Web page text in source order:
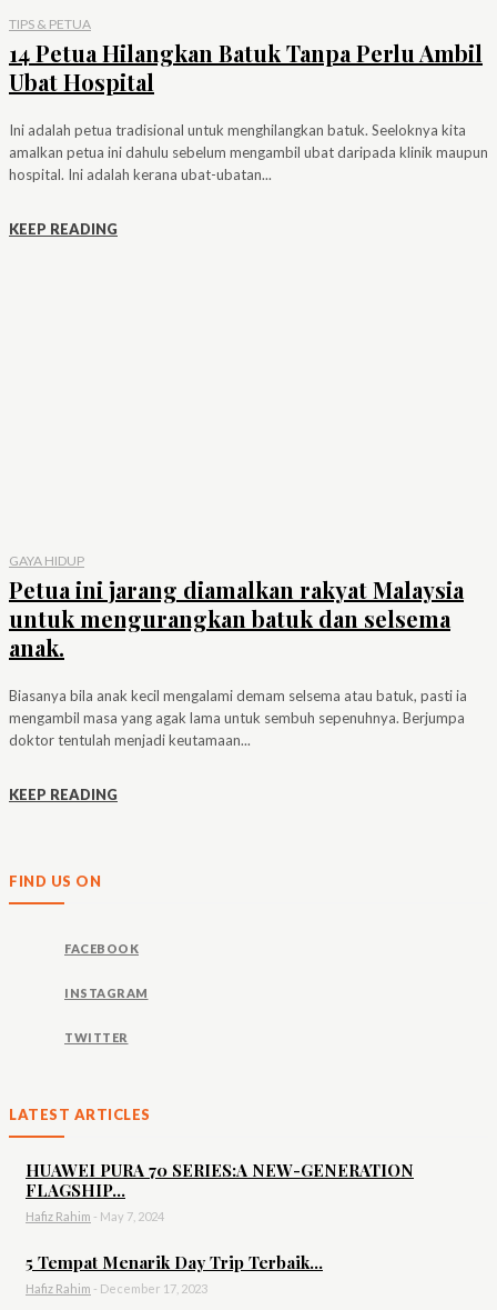
TIPS & PETUA
14 Petua Hilangkan Batuk Tanpa Perlu Ambil
Ubat Hospital
Ini adalah petua tradisional untuk menghilangkan batuk. Seeloknya kita
amalkan petua ini dahulu sebelum mengambil ubat daripada klinik maupun
hospital. Ini adalah kerana ubat-ubatan...
KEEP READING
GAYA HIDUP
Petua ini jarang diamalkan rakyat Malaysia
untuk mengurangkan batuk dan selsema
anak.
Biasanya bila anak kecil mengalami demam selsema atau batuk, pasti ia
mengambil masa yang agak lama untuk sembuh sepenuhnya. Berjumpa
doktor tentulah menjadi keutamaan...
KEEP READING
FIND US ON
FACEBOOK
INSTAGRAM
TWITTER
LATEST ARTICLES
HUAWEI PURA 70 SERIES:A NEW-GENERATION
FLAGSHIP...
Hafiz Rahim - May 7, 2024
5 Tempat Menarik Day Trip Terbaik...
Hafiz Rahim - December 17, 2023